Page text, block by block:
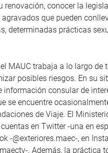
conocer la
que pueden
determinadas prácticas
MAUC trabaja a lo largo de
posibles riesgos. En su
información consular de
se encuentre
de Viaje. El
en Twitter -una en
-@exteriores.maec-, en
. Además, la práctica